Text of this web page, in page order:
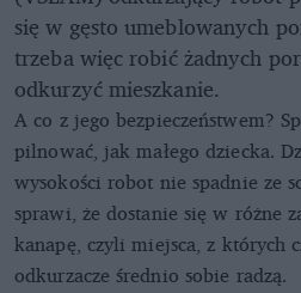
się w gęsto umeblowanych
trzeba więc robić żadnych
odkurzyć mieszkanie.
A co z jego bezpieczeństwem?
pilnować, jak małego dziecka.
wysokości robot nie spadnie ze
sprawi, że dostanie się w różne
kanapę, czyli miejsca, z których
odkurzacze średnio sobie radzą.